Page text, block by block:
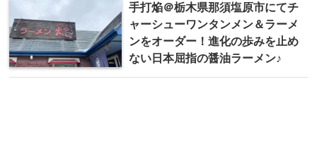
手打焔＠栃木県那須塩原市にてチ
ャーシューワンタンメン＆ラーメ
ンをオーダー！進化の歩みを止め
ない日本屈指の醤油ラーメン♪